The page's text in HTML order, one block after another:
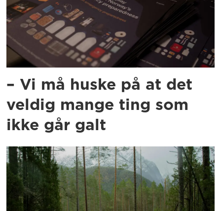
– Vi må huske på at det
veldig mange ting som
ikke går galt